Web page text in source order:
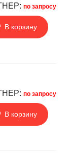
по запросу
В корзину
по запросу
В корзину